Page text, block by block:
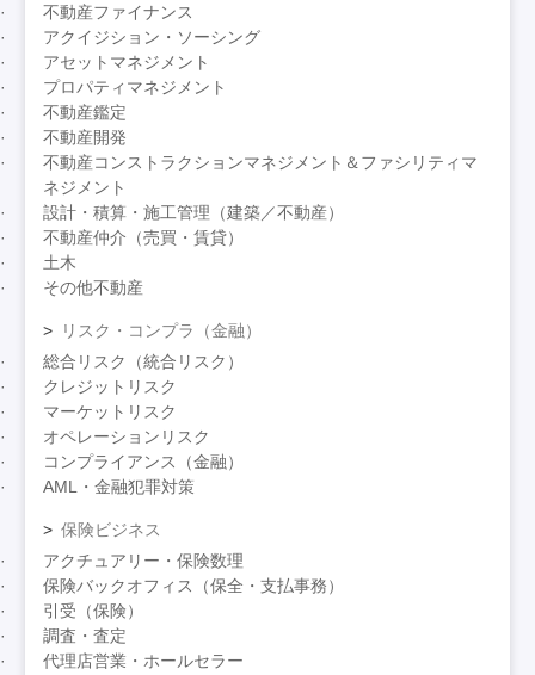
不動産ファイナンス
アクイジション・ソーシング
アセットマネジメント
プロパティマネジメント
不動産鑑定
不動産開発
不動産コンストラクションマネジメント＆ファシリティマ
ネジメント
設計・積算・施工管理（建築／不動産）
不動産仲介（売買・賃貸）
土木
その他不動産
リスク・コンプラ（金融）
総合リスク（統合リスク）
クレジットリスク
マーケットリスク
オペレーションリスク
コンプライアンス（金融）
AML・金融犯罪対策
保険ビジネス
アクチュアリー・保険数理
保険バックオフィス（保全・支払事務）
引受（保険）
調査・査定
代理店営業・ホールセラー